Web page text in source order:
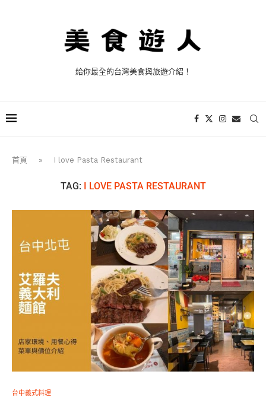
給你最全的台灣美食與旅遊介紹！
首頁 » I love Pasta Restaurant
TAG: I LOVE PASTA RESTAURANT
台中義式料理